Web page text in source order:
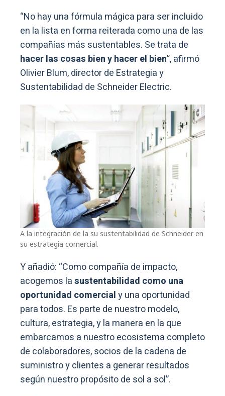
“No hay una fórmula mágica para ser incluido
en la lista en forma reiterada como una de las
compañías más sustentables. Se trata de
hacer las cosas bien y hacer el bien”, afirmó
Olivier Blum, director de Estrategia y
Sustentabilidad de Schneider Electric.
A la integración de la su sustentabilidad de Schneider en
su estrategia comercial.
Y añadió: “Como compañía de impacto,
acogemos lasustentabilidad como una
oportunidad comercialy una oportunidad
para todos. Es parte de nuestro modelo,
cultura, estrategia, y la manera en la que
embarcamos a nuestro ecosistema completo
de colaboradores, socios de la cadena de
suministro y clientes a generar resultados
según nuestro propósito de sol a sol”.